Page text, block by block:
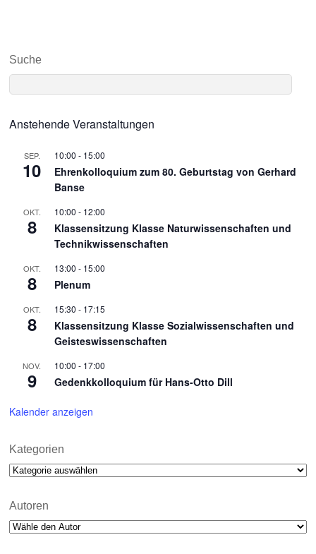
Suche
Anstehende Veranstaltungen
SEP.
10
10:00 - 15:00
Ehrenkolloquium zum 80. Geburtstag von Gerhard
Banse
OKT.
8
10:00 - 12:00
Klassensitzung Klasse Naturwissenschaften und
Technikwissenschaften
OKT.
8
13:00 - 15:00
Plenum
OKT.
8
15:30 - 17:15
Klassensitzung Klasse Sozialwissenschaften und
Geisteswissenschaften
NOV.
9
10:00 - 17:00
Gedenkkolloquium für Hans-Otto Dill
Kalender anzeigen
Kategorien
Kategorien
Autoren